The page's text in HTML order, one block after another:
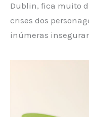
Dublin, fica muito
crises dos
inúmeras